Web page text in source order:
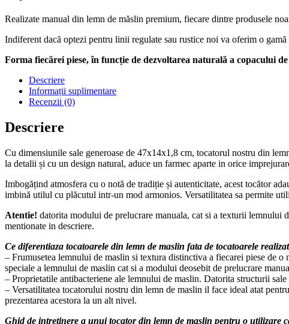
Realizate manual din lemn de măslin premium, fiecare dintre produsele
Indiferent dacă optezi pentru linii regulate sau rustice noi va oferim o
Forma fiecărei piese, în funcție de dezvoltarea naturală a copacului
Descriere
Informații suplimentare
Recenzii (0)
Descriere
Cu dimensiunile sale generoase de 47x14x1,8 cm, tocatorul nostru din
la detalii și cu un design natural, aduce un farmec aparte in orice
Imbogățind atmosfera cu o notă de tradiție și autenticitate, acest tocător
imbină utilul cu plăcutul intr-un mod armonios. Versatilitatea sa permite
Atentie! datorita modului de prelucrare manuala, cat si a texturii lemnului
mentionate in descriere.
Ce diferentiaza tocatoarele din lemn de maslin fata de tocatoarele
– Frumusetea lemnului de maslin si textura distinctiva a fiecarei piese de
speciale a lemnului de maslin cat si a modului deosebit de prelucrare
– Proprietatile antibacteriene ale lemnului de maslin. Datorita structurii
– Versatilitatea tocatorului nostru din lemn de maslin il face ideal atat
prezentarea acestora la un alt nivel.
Ghid de intretinere a unui tocator din lemn de maslin pentru o utilizare